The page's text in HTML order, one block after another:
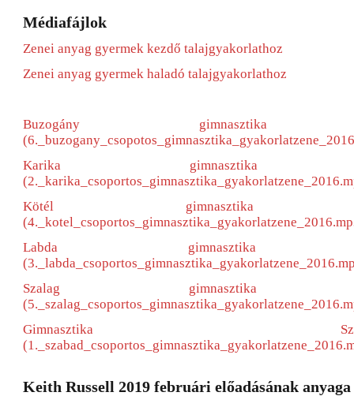
Médiafájlok
Zenei anyag gyermek kezdő talajgyakorlathoz
Zenei anyag gyermek haladó talajgyakorlathoz
Buzogány gimnasztika
Karika gimnasztika
Kötél gimnasztika
Labda gimnasztika
Szalag gimnasztika
Gimnasztika
Keith Russell 2019 februári előadásának anyaga